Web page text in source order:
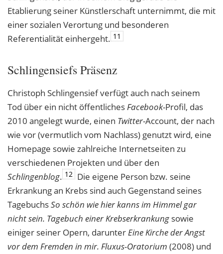
Etablierung seiner Künstlerschaft unternimmt, die mit
einer sozialen Verortung und besonderen
Referentialität einhergeht. 11
Schlingensiefs Präsenz
Christoph Schlingensief verfügt auch nach seinem
Tod über ein nicht öffentlichesFacebook-Profil, das
2010 angelegt wurde, einen Twitter-Account, der nach
wie vor (vermutlich vom Nachlass) genutzt wird, eine
Homepage sowie zahlreiche Internetseiten zu
verschiedenen Projekten und über den
Schlingenblog. 12 Die eigene Person bzw. seine
Erkrankung an Krebs sind auch Gegenstand seines
TagebuchsSo schön wie hier kanns im Himmel gar
nicht sein. Tagebuch einer Krebserkrankung sowie
einiger seiner Opern, darunterEine Kirche der Angst
vor dem Fremden in mir. Fluxus-Oratorium (2008) und